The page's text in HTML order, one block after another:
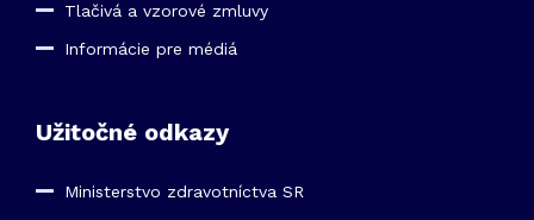
Tlačivá a vzorové zmluvy
Informácie pre médiá
Užitočné odkazy
Ministerstvo zdravotníctva SR